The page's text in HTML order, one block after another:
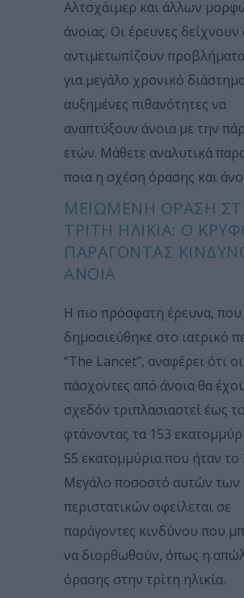
Αλτσχάιμερ και άλλων
άνοιας. Οι έρευνες δείχνουν
αντιμετωπίζουν
για μεγάλο χρονικό
αυξημένες πιθανότητες να
αναπτύξουν άνοια με την
ετών. Μάθετε αναλυτικά
ποια η σχέση όρασης και
ΜΕΙΩΜΈΝΗ ΌΡΑΣΗ
ΤΡΊΤΗ ΗΛΙΚΊΑ: Ο
ΠΑΡΆΓΟΝΤΑΣ
ΆΝΟΙΑ
Η πιο πρόσφατη έρευνα, που
δημοσιεύθηκε στο ιατρικό
“The Lancet”, αναφέρει ότι οι
πάσχοντες από άνοια θα
σχεδόν τριπλασιαστεί έως
φτάνοντας τα 153
55 εκατομμύρια που ήταν το
Μεγάλο ποσοστό αυτών των
περιστατικών οφείλεται σε
παράγοντες κινδύνου που
να διορθωθούν, όπως η
όρασης στην τρίτη ηλικία.